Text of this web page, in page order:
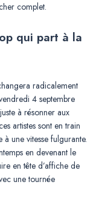
complet.
qui part à la
radicalement
4 septembre
à résonner aux
artistes sont en train
une vitesse fulgurante.
en devenant le
en tête d’affiche de
une tournée